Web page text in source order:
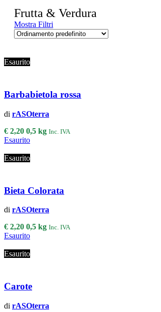
Frutta & Verdura
Mostra Filtri
Esaurito
Barbabietola rossa
di rASOterra
€ 2,20 0,5 kg Inc. IVA
Esaurito
Esaurito
Bieta Colorata
di rASOterra
€ 2,20 0,5 kg Inc. IVA
Esaurito
Esaurito
Carote
di rASOterra